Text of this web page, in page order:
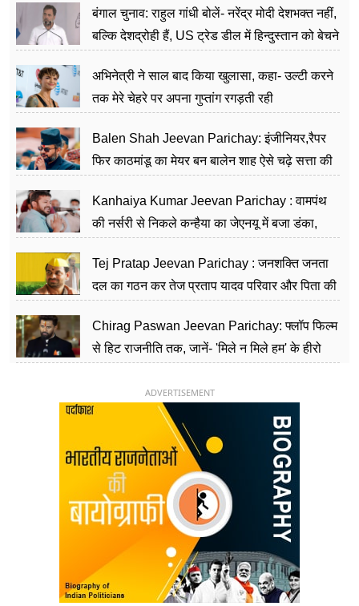
बंगाल चुनाव: राहुल गांधी बोलें- नरेंद्र मोदी देशभक्त नहीं,
बल्कि देशद्रोही हैं, US ट्रेड डील में हिन्दुस्तान को बेचने
अभिनेत्री ने साल बाद किया खुलासा, कहा- उल्टी करने
तक मेरे चेहरे पर अपना गुप्तांग रगड़ती रही
Balen Shah Jeevan Parichay: इंजीनियर,रैपर
फिर काठमांडू का मेयर बन बालेन शाह ऐसे चढ़े सत्ता की
Kanhaiya Kumar Jeevan Parichay : वामपंथ
की नर्सरी से निकले कन्हैया का जेएनयू में बजा डंका,
Tej Pratap Jeevan Parichay : जनशक्ति जनता
दल का गठन कर तेज प्रताप यादव परिवार और पिता की
Chirag Paswan Jeevan Parichay: फ्लॉप फिल्म
से हिट राजनीति तक, जानें- 'मिले न मिले हम' के हीरो
ADVERTISEMENT